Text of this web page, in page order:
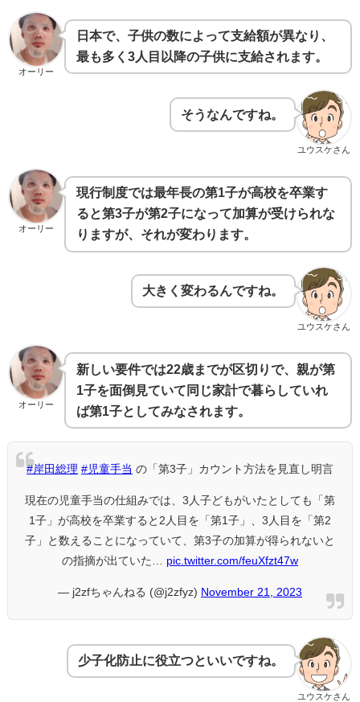
オーリー
日本で、子供の数によって支給額が異なり、
最も多く3人目以降の子供に支給されます。
ユウスケさん
そうなんですね。
オーリー
現行制度では最年長の第1子が高校を卒業す
ると第3子が第2子になって加算が受けられな
りますが、それが変わります。
ユウスケさん
大きく変わるんですね。
オーリー
新しい要件では22歳までが区切りで、親が第
1子を面倒見ていて同じ家計で暮らしていれ
ば第1子としてみなされます。
#岸田総理 #児童手当 の「第3子」カウント方法を見直し明言
現在の児童手当の仕組みでは、3人子どもがいたとしても「第
1子」が高校を卒業すると2人目を「第1子」、3人目を「第2
子」と数えることになっていて、第3子の加算が得られないと
の指摘が出ていた… pic.twitter.com/feuXfzt47w
— j2zfちゃんねる (@j2zfyz) November 21, 2023
ユウスケさん
少子化防止に役立つといいですね。